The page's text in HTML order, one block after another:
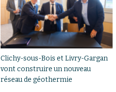
Clichy-sous-Bois et Livry-Gargan
vont construire un nouveau
réseau de géothermie